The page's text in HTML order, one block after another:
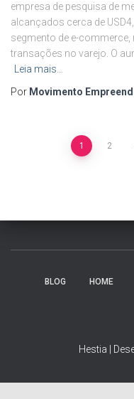
empresa de pesquisa de
alcançados cerca de
segmento de e-commerce,
transações no varejo. O
Leia mais…
Por Movimento
Navegação
posts
1 2
BLOG HOME
Hestia |